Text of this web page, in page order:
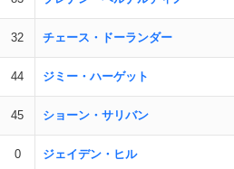
32 チェース・ドーランダー
44 ジミー・ハーゲット
45 ショーン・サリバン
0 ジェイデン・ヒル